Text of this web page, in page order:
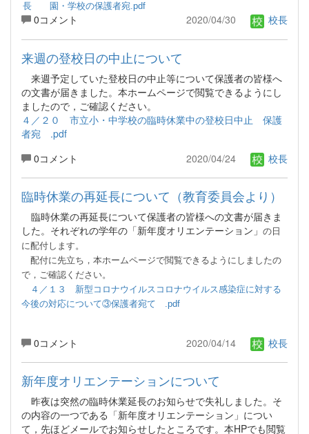
長 園・学校の保護者宛.pdf
0コメント 2020/04/30 校長
来週の登校日の中止について
来週予定していた登校日の中止等について保護者の皆様へ
の文書が届きました。本ホームページで閲覧できるようにし
ましたので，ご確認ください。
４／２０ 市立小・中学校の臨時休業中の登校日中止 保護
者宛 .pdf
0コメント
2020/04/24 校長
臨時休業の再延長について（教育委員会より）
臨時休業の再延長について保護者の皆様への文書が届きま
した。それぞれの学年の「新年度オリエンテーション」 の日
に配付します。
配付に先立ち，本ホームページで閲覧できるようにしましたの
で，ご確認ください。
４／１３ 新型コロナウイルスコロナウイルス感染症に対する
今後の対応について③保護者宛て .pdf
0コメント 2020/04/14 校長
新年度オリエンテーションについて
昨夜は突然の臨時休業延長のお知らせで失礼しました。そ
の内容の一つである「新年度オリエンテーション」につい
て，先ほどメールでお知らせしたところです。本HPでも閲覧